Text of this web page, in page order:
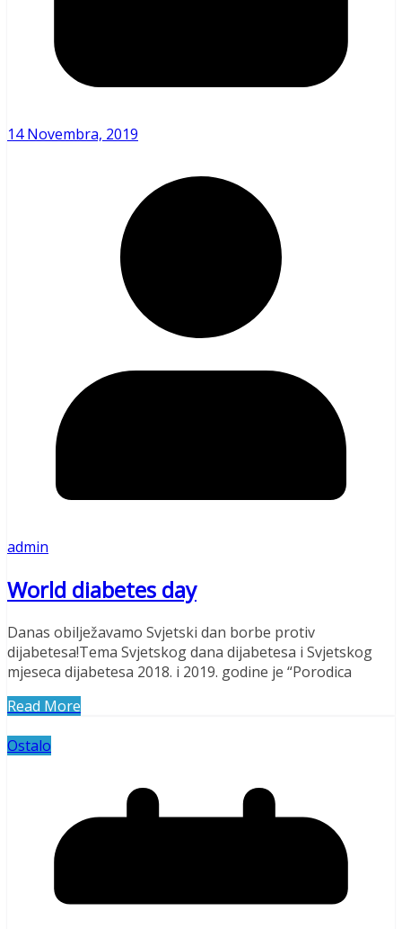
14 Novembra, 2019
admin
World diabetes day
Danas obilježavamo Svjetski dan borbe protiv
dijabetesa!Tema Svjetskog dana dijabetesa i Svjetskog
mjeseca dijabetesa 2018. i 2019. godine je “Porodica
Read More
Ostalo